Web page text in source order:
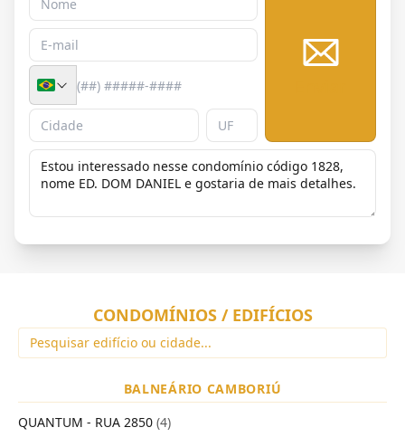
CONDOMÍNIOS / EDIFÍCIOS
BALNEÁRIO CAMBORIÚ
QUANTUM - RUA 2850 (4)